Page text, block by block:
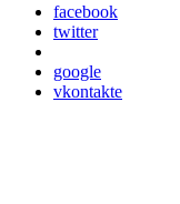
facebook
twitter
google
vkontakte